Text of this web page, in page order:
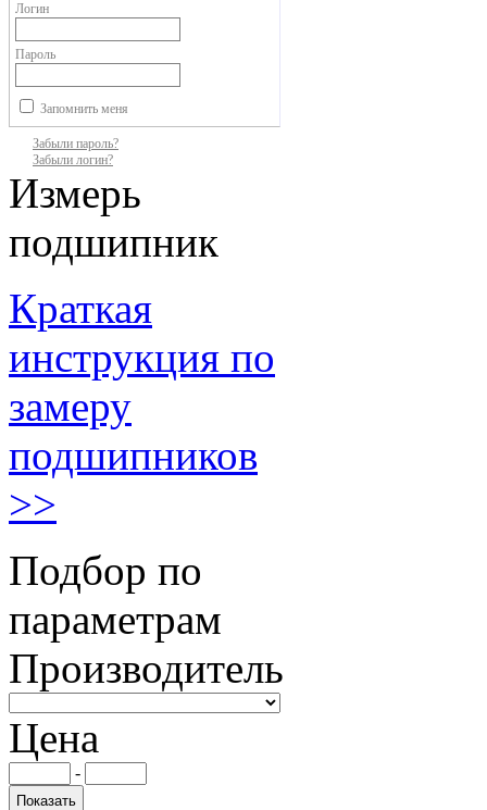
Логин
Пароль
Запомнить меня
Забыли пароль?
Забыли логин?
Измерь
подшипник
Краткая
инструкция по
замеру
подшипников
>>
Подбор по
параметрам
Производитель
Цена
-